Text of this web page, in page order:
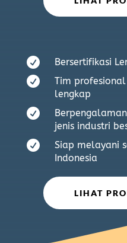
 Bersertifikasi

Tim
lengkap

jenis industri

Siap melayani
Indonesia
LIHAT